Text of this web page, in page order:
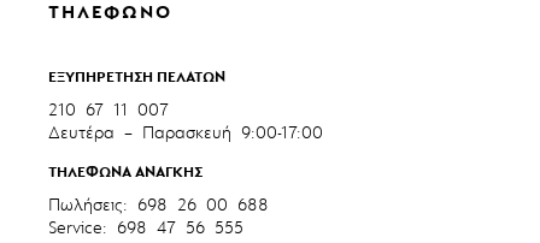
ΤΗΛΕΦΩΝΟ
ΕΞΥΠΗΡΕΤΗΣΗ ΠΕΛΑΤΩΝ
210 67 11 007
Δευτέρα – Παρασκευή 9:00-17:00
ΤΗΛΕΦΩΝΑ ΑΝΑΓΚΗΣ
Πωλήσεις: 698 26 00 688
Service: 698 47 56 555